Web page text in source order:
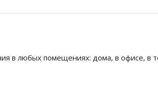
в любых помещениях: дома, в офисе, в